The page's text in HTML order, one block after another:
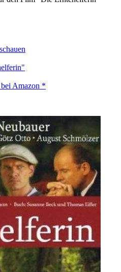
Amazon *